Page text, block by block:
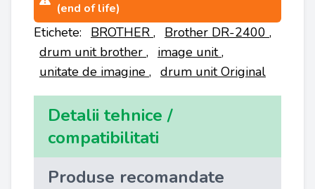
(end of life)
Etichete: BROTHER , Brother DR-2400 ,
drum unit brother , image unit,
unitate de imagine , drum unit Original
Detalii tehnice /
compatibilitati
Produse recomandate